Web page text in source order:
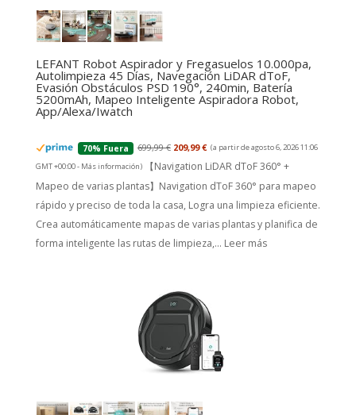
LEFANT Robot Aspirador y Fregasuelos 10.000pa,
Autolimpieza 45 Días, Navegación LiDAR dToF,
Evasión Obstáculos PSD 190°, 240min, Batería
5200mAh, Mapeo Inteligente Aspiradora Robot,
App/Alexa/Iwatch
70% Fuera 699,99 € 209,99 € (a partir de agosto 6, 2026 11:06
GMT +00:00 - Más información)
【Navigation LiDAR dToF 360° +
Mapeo de varias plantas】Navigation dToF 360° para mapeo
rápido y preciso de toda la casa, Logra una limpieza eficiente.
Crea automáticamente mapas de varias plantas y planifica de
forma inteligente las rutas de limpieza,... Leer más